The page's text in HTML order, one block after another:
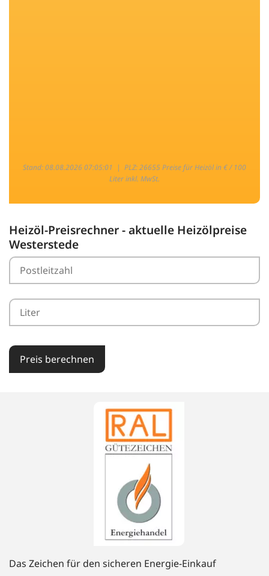
Stand: 08.08.2026 07:05:01 | PLZ: 26655 Preise für Heizöl in € / 100
Liter inkl. MwSt.
Heizöl-Preisrechner - aktuelle Heizölpreise
Westerstede
Preis berechnen
Das Zeichen für den sicheren Energie-Einkauf